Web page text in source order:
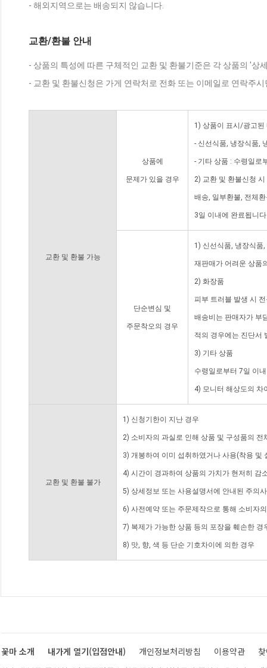
- 해외지역으로는 배송되지 않습니다.
교환/환불 안내
- 상품의 특성에 따른 구체적인 교환 및 환불기준은 각 상품의 '상
- 교환 및 환불신청은 가게 연락처로 전화 또는 이메일로 연락주
교환 및 환불 가능
상품에
문제가 있을 경우
1) 상품이 표시/광고된
- 신선식품, 냉장식품,
- 기타 상품 : 수령일로
2) 교환 및 환불신청
배송, 일부환불, 전체
3일 이내에 완료됩니
단순변심 및
주문착오의 경우
1) 신선식품, 냉장식품
재판매가 어려운 상품
2) 화장품
피부 트러블 발생 시
배송비는 판매자가 부
적의 경우에는 진단서
3) 기타 상품
수령일로부터 7일 이
4) 모니터 해상도의 차
교환 및 환불 불가
1) 신청기한이 지난 경우
2) 소비자의 과실로 인해 상품 및 구성품의
3) 개봉하여 이미 섭취하였거나 사용(착용 및
4) 시간이 경과하여 상품의 가치가 현저히 감
5) 상세정보 또는 사용설명서에 안내된 주의
6) 사전예약 또는 주문제작으로 통해 소비자
7) 복제가 가능한 상품 등의 포장을 훼손한 경
8) 맛, 향, 색 등 단순 기호차이에 의한 경우
꽃마 소개 내가게 열기(입점안내) 개인정보처리방침 이용약관